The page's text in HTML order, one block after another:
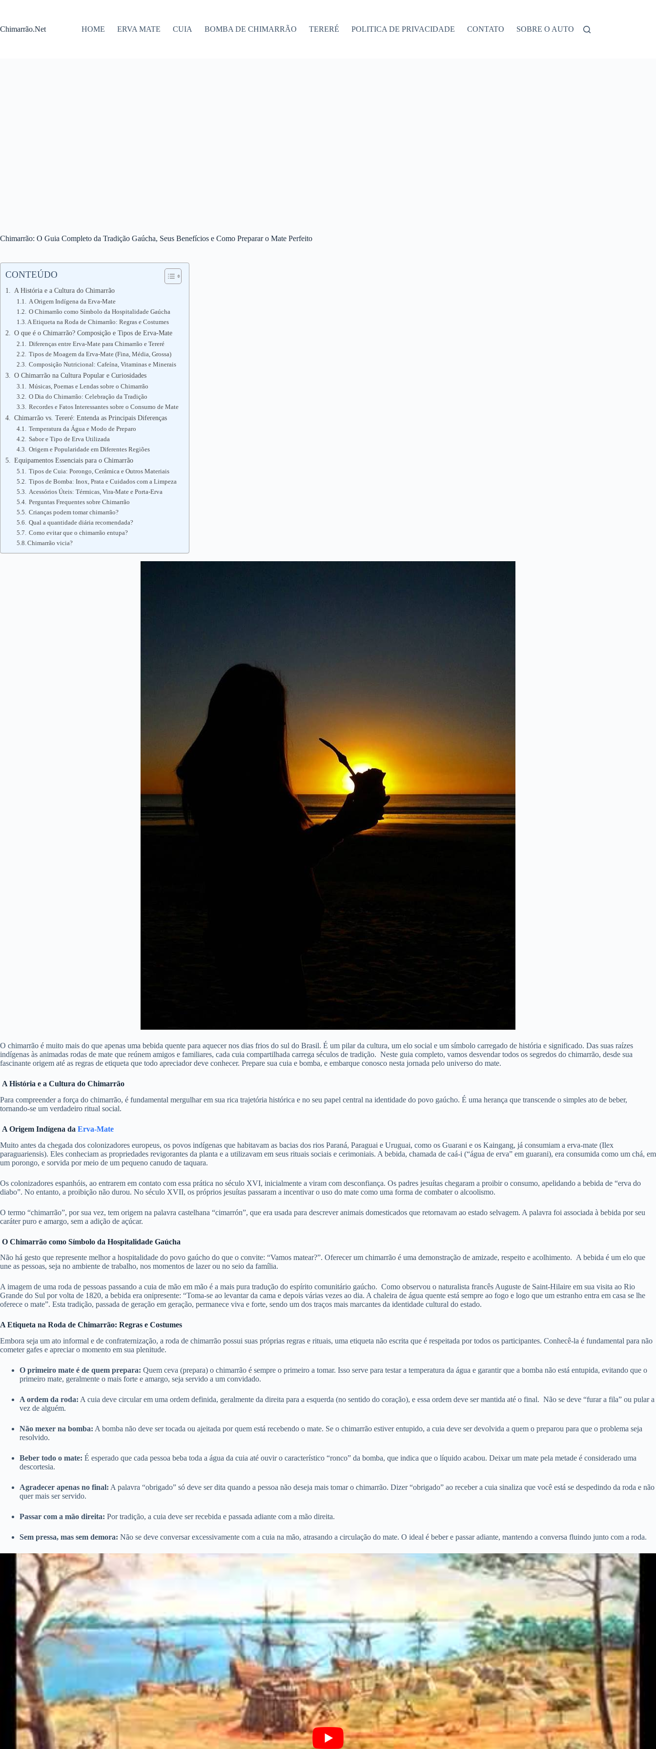
conteúdo
Chimarrão.Net HOME ERVA MATE CUIA BOMBA DE CHIMARRÃO TERERÉ POLITICA DE PRIVACIDADE CONTATO SOBRE O AUTOR
Chimarrão: O Guia Completo da Tradição Gaúcha, Seus Benefícios e Como Preparar o Mate Perfeito
CONTEÚDO
A História e a Cultura do Chimarrão
A Origem Indígena da Erva-Mate
O Chimarrão como Símbolo da Hospitalidade Gaúcha
A Etiqueta na Roda de Chimarrão: Regras e Costumes
O que é o Chimarrão? Composição e Tipos de Erva-Mate
Diferenças entre Erva-Mate para Chimarrão e Tereré
Tipos de Moagem da Erva-Mate (Fina, Média, Grossa)
Composição Nutricional: Cafeína, Vitaminas e Minerais
O Chimarrão na Cultura Popular e Curiosidades
Músicas, Poemas e Lendas sobre o Chimarrão
O Dia do Chimarrão: Celebração da Tradição
Recordes e Fatos Interessantes sobre o Consumo de Mate
Chimarrão vs. Tereré: Entenda as Principais Diferenças
Temperatura da Água e Modo de Preparo
Sabor e Tipo de Erva Utilizada
Origem e Popularidade em Diferentes Regiões
Equipamentos Essenciais para o Chimarrão
Tipos de Cuia: Porongo, Cerâmica e Outros Materiais
Tipos de Bomba: Inox, Prata e Cuidados com a Limpeza
Acessórios Úteis: Térmicas, Vira-Mate e Porta-Erva
Perguntas Frequentes sobre Chimarrão
Crianças podem tomar chimarrão?
Qual a quantidade diária recomendada?
Como evitar que o chimarrão entupa?
Chimarrão vicia?
O chimarrão é muito mais do que apenas uma bebida quente para aquecer nos dias frios do sul do Brasil. É um pilar da cultura, um elo social e um símbolo carregado de história e significado. Das suas raízes
indígenas às animadas rodas de mate que reúnem amigos e familiares, cada cuia compartilhada carrega séculos de tradição. Neste guia completo, vamos desvendar todos os segredos do chimarrão, desde sua
fascinante origem até as regras de etiqueta que todo apreciador deve conhecer. Prepare sua cuia e bomba, e embarque conosco nesta jornada pelo universo do mate.
A História e a Cultura do Chimarrão
Para compreender a força do chimarrão, é fundamental mergulhar em sua rica trajetória histórica e no seu papel central na identidade do povo gaúcho. É uma herança que transcende o simples ato de beber,
tornando-se um verdadeiro ritual social.
A Origem Indígena da Erva-Mate
Muito antes da chegada dos colonizadores europeus, os povos indígenas que habitavam as bacias dos rios Paraná, Paraguai e Uruguai, como os Guarani e os Kaingang, já consumiam a erva-mate (Ilex
paraguariensis). Eles conheciam as propriedades revigorantes da planta e a utilizavam em seus rituais sociais e cerimoniais. A bebida, chamada de caá-i (“água de erva” em guarani), era consumida como um chá, em
um porongo, e sorvida por meio de um pequeno canudo de taquara.
Os colonizadores espanhóis, ao entrarem em contato com essa prática no século XVI, inicialmente a viram com desconfiança. Os padres jesuítas chegaram a proibir o consumo, apelidando a bebida de “erva do
diabo”. No entanto, a proibição não durou. No século XVII, os próprios jesuítas passaram a incentivar o uso do mate como uma forma de combater o alcoolismo.
O termo “chimarrão”, por sua vez, tem origem na palavra castelhana “cimarrón”, que era usada para descrever animais domesticados que retornavam ao estado selvagem. A palavra foi associada à bebida por seu
caráter puro e amargo, sem a adição de açúcar.
O Chimarrão como Símbolo da Hospitalidade Gaúcha
Não há gesto que represente melhor a hospitalidade do povo gaúcho do que o convite: “Vamos matear?”. Oferecer um chimarrão é uma demonstração de amizade, respeito e acolhimento. A bebida é um elo que
une as pessoas, seja no ambiente de trabalho, nos momentos de lazer ou no seio da família.
A imagem de uma roda de pessoas passando a cuia de mão em mão é a mais pura tradução do espírito comunitário gaúcho. Como observou o naturalista francês Auguste de Saint-Hilaire em sua visita ao Rio
Grande do Sul por volta de 1820, a bebida era onipresente: “Toma-se ao levantar da cama e depois várias vezes ao dia. A chaleira de água quente está sempre ao fogo e logo que um estranho entra em casa se lhe
oferece o mate”. Esta tradição, passada de geração em geração, permanece viva e forte, sendo um dos traços mais marcantes da identidade cultural do estado.
A Etiqueta na Roda de Chimarrão: Regras e Costumes
Embora seja um ato informal e de confraternização, a roda de chimarrão possui suas próprias regras e rituais, uma etiqueta não escrita que é respeitada por todos os participantes. Conhecê-la é fundamental para não
cometer gafes e apreciar o momento em sua plenitude.
O primeiro mate é de quem prepara: Quem ceva (prepara) o chimarrão é sempre o primeiro a tomar. Isso serve para testar a temperatura da água e garantir que a bomba não está entupida, evitando que o
primeiro mate, geralmente o mais forte e amargo, seja servido a um convidado.
A ordem da roda: A cuia deve circular em uma ordem definida, geralmente da direita para a esquerda (no sentido do coração), e essa ordem deve ser mantida até o final. Não se deve “furar a fila” ou pular a
vez de alguém.
Não mexer na bomba: A bomba não deve ser tocada ou ajeitada por quem está recebendo o mate. Se o chimarrão estiver entupido, a cuia deve ser devolvida a quem o preparou para que o problema seja
resolvido.
Beber todo o mate: É esperado que cada pessoa beba toda a água da cuia até ouvir o característico “ronco” da bomba, que indica que o líquido acabou. Deixar um mate pela metade é considerado uma
descortesia.
Agradecer apenas no final: A palavra “obrigado” só deve ser dita quando a pessoa não deseja mais tomar o chimarrão. Dizer “obrigado” ao receber a cuia sinaliza que você está se despedindo da roda e não
quer mais ser servido.
Passar com a mão direita: Por tradição, a cuia deve ser recebida e passada adiante com a mão direita.
Sem pressa, mas sem demora: Não se deve conversar excessivamente com a cuia na mão, atrasando a circulação do mate. O ideal é beber e passar adiante, mantendo a conversa fluindo junto com a roda.